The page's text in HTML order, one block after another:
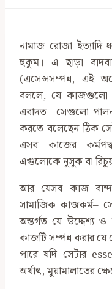
নামাজ রোজা ইত্যাদি
হুকুম। এ ছাড়া
(এসেন্সসম্পন্ন, এই
বললে, যে কাজগুলো
এবাদত। সেগুলো
করতে বলেছেন ঠিক
এসব কাজের
এগুলোকে নুসুক বা
আর যেসব কাজ
সামাজিক কাজকর্ম–
অন্তর্গত যে উদ্দেশ্য
কাজটি সম্পন্ন করার
পারে যদি সেটার
অর্থাৎ, মুয়ামালাতের